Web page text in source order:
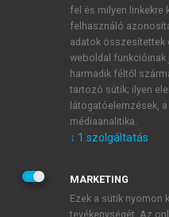
1 óra díjmentes
E-MAIL-CÍM
JELSZÓ
fel és milyen linkekre
felhasználó
adatok összesítettek
weboldal funkcióinak
harmadik féltől
tartozó sütik; ilyen
látogatóelemzések,
médiaanalitika.
↓ 1 szolgáltatás
MARKETING
Ezek a sütik nyomon
tevékenységét. Az